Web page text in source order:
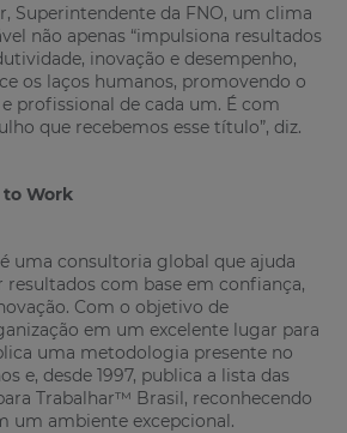
Superintendente da FNO, um clima
não apenas “impulsiona resultados
inovação e desempenho,
os laços humanos, promovendo o
profissional de cada um. É com
que recebemos esse título”, diz.
to Work
uma consultoria global que ajuda
resultados com base em confiança,
Com o objetivo de
em um excelente lugar para
uma metodologia presente no
e, desde 1997, publica a lista das
Trabalhar™ Brasil, reconhecendo
um ambiente excepcional.